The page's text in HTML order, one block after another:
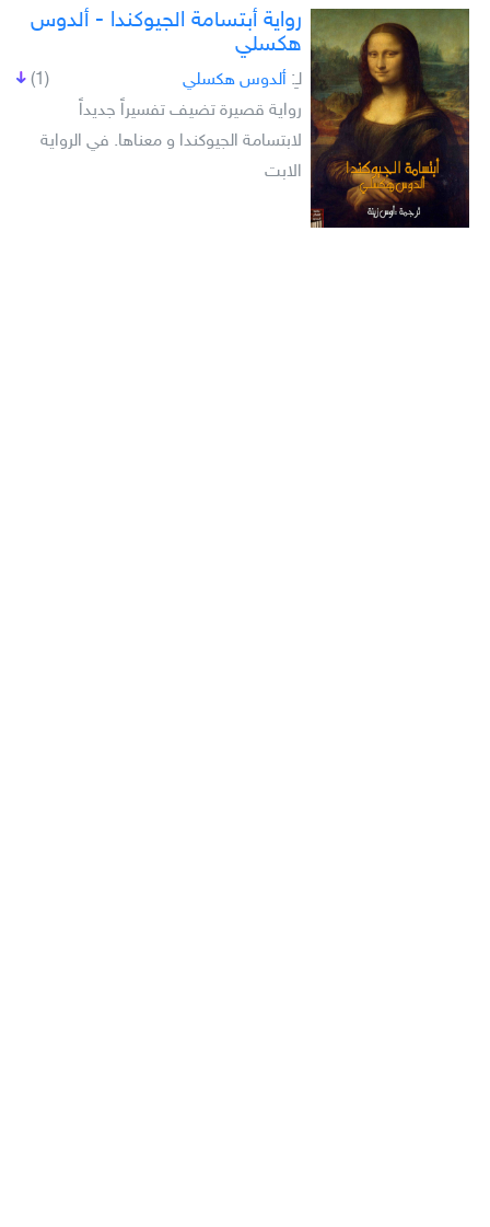
رواية أبتسامة الجيوكندا - ألدوس
هكسلي
(1) لـِ: ألدوس هكسلي
رواية قصيرة تضيف تفسيراً جديداً
لابتسامة الجيوكندا و معناها. في الرواية
الابت